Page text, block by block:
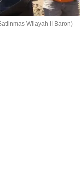
Wilayah II Baron)